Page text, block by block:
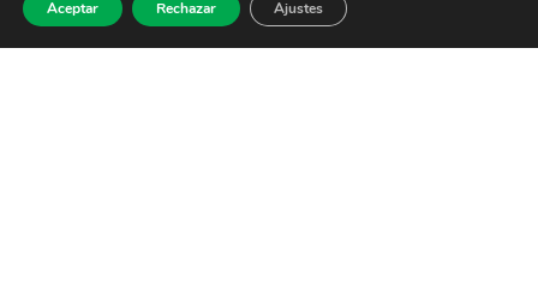
Aceptar Rechazar Ajustes